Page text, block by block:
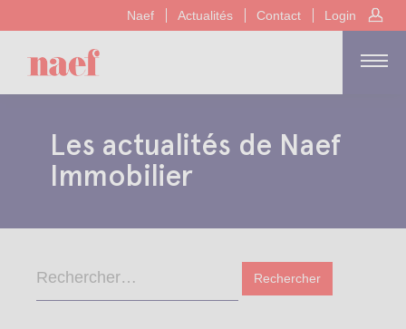
Naef Actualités Contact Login
Les actualités de Naef
Immobilier